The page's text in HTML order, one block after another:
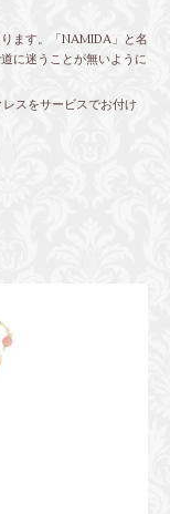
ます。「NAMIDA」と名
に迷うことが無いように
スをサービスでお付け